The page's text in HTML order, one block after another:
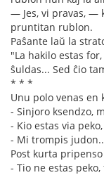
— Jes, vi pravas, —
pruntitan rublon.
Paŝante laŭ la
"La hakilo estas
ŝuldas... Sed ĉio
* * *
Unu polo venas en
- Sinjoro ksendzo,
- Kio estas via
- Mi trompis
Post kurta
- Tio ne estas